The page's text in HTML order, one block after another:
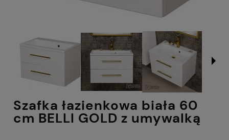
Szafka łazienkowa biała 60
cm BELLI GOLD z umywalką